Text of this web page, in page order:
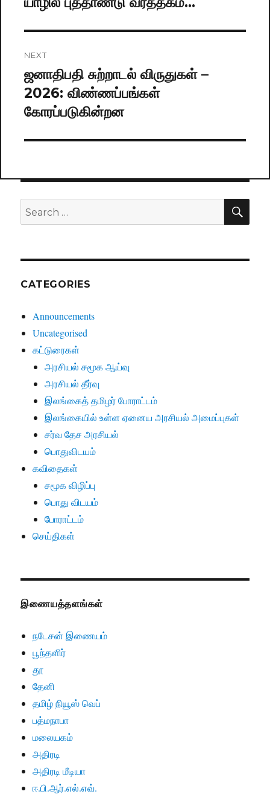
Previous
NEXT
Next
post:
ஜனாதிபதி சுற்றாடல் விருதுகள் –
2026: விண்ணப்பங்கள்
கோரப்படுகின்றன
Search
for:
CATEGORIES
Announcements
Uncategorised
கட்டுரைகள்
அரசியல் சமூக ஆய்வு
அரசியல் தீர்வு
இலங்கைத் தமிழர் போராட்டம்
இலங்கையில் உள்ள ஏனைய அரசியல் அமைப்புகள்
சர்வ தேச அரசியல்
பொதுவிடயம்
கவிதைகள்
சமூக விழிப்பு
பொது விடயம்
போராட்டம்
செய்திகள்
இணையத்தளங்கள்
நடேசன் இணையம்
பூந்தளிர்
தூ
தேனி
தமிழ் நியூஸ் வெப்
பத்மநாபா
மலையகம்
அதிரடி
அதிரடி மீடியா
ஈ.பி.ஆர்.எல்.எவ்.